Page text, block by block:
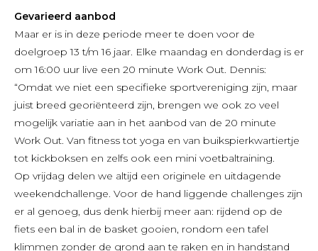
Gevarieerd aanbod
Maar er is in deze periode meer te doen voor de
doelgroep 13 t/m 16 jaar. Elke maandag en donderdag is er
om 16:00 uur live een 20 minute Work Out. Dennis:
“Omdat we niet een specifieke sportvereniging zijn, maar
juist breed georiënteerd zijn, brengen we ook zo veel
mogelijk variatie aan in het aanbod van de 20 minute
Work Out. Van fitness tot yoga en van buikspierkwartiertje
tot kickboksen en zelfs ook een mini voetbaltraining.
Op vrijdag delen we altijd een originele en uitdagende
weekendchallenge. Voor de hand liggende challenges zijn
er al genoeg, dus denk hierbij meer aan: rijdend op de
fiets een bal in de basket gooien, rondom een tafel
klimmen zonder de grond aan te raken en in handstand